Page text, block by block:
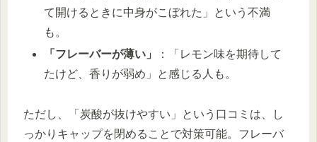
て開けるときに中身がこぼれた」という不満
も。
「フレーバーが薄い」
：「レモン味を期待して
たけど、香りが弱め」と感じる人も。
ただし、「炭酸が抜けやすい」という口コミは、し
っかりキャップを閉めることで対策可能。フレーバ